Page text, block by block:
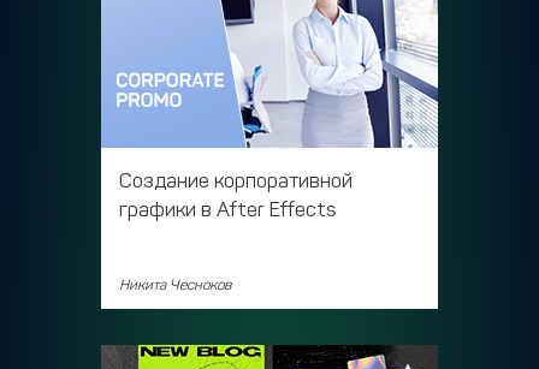
Создание корпоративной
графики в After Effects
Никита Чесноков